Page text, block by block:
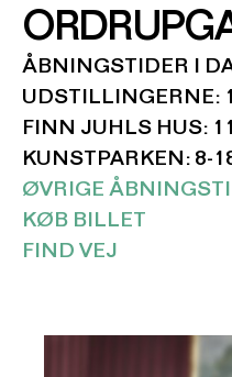
ÅBNINGSTIDER I
UDSTILLINGERNE:
FINN JUHLS HUS:
KUNSTPARKEN: 8-
ØVRIGE
KØB BILLET
FIND VEJ